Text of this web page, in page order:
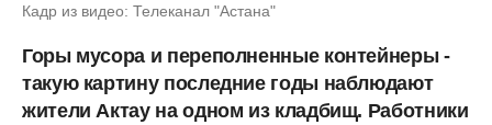
Кадр из видео: Телеканал "Астана"
Горы мусора и переполненные контейнеры -
такую картину последние годы наблюдают
жители Актау на одном из кладбищ. Работники